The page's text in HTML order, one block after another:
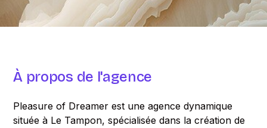
À propos de l'agence
Pleasure of Dreamer est une agence dynamique
située à Le Tampon, spécialisée dans la création de